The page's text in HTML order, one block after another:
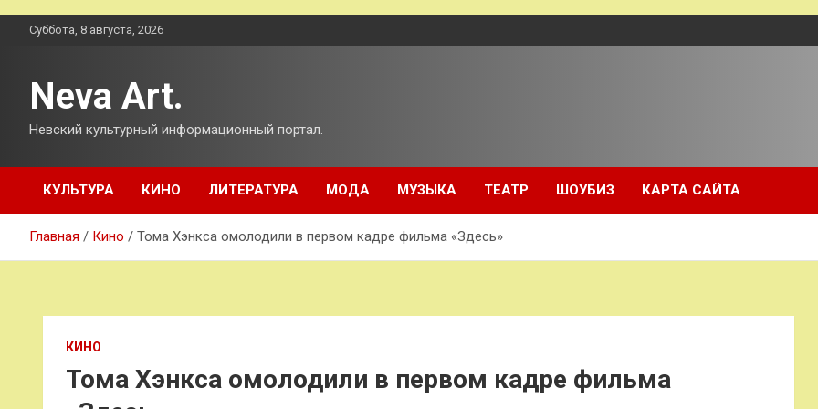
ПерейтиСуббота, 8 августа, 2026
Neva Art.
Невский культурный информационный портал.
КУЛЬТУРА КИНО ЛИТЕРАТУРА МОДА МУЗЫКА ТЕАТР ШОУБИЗ КАРТА САЙТА
Главная Кино Тома Хэнкса омолодили в первом кадре фильма «Здесь»
КИНО
Тома Хэнкса омолодили в первом кадре фильма